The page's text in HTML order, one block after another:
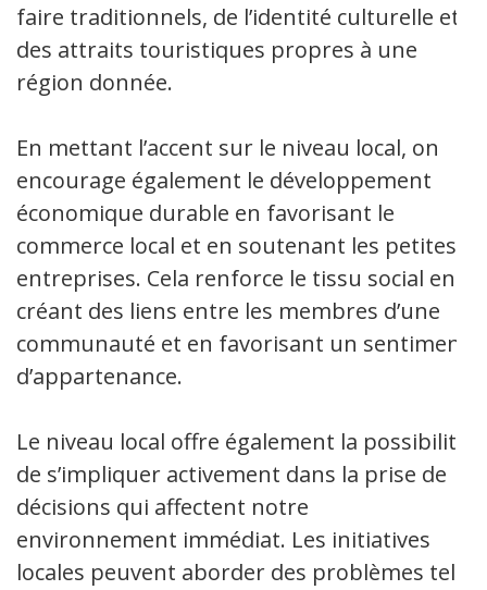
faire traditionnels, de l’identité culturelle et
des attraits touristiques propres à une
région donnée.
En mettant l’accent sur le niveau local, on
encourage également le développement
économique durable en favorisant le
commerce local et en soutenant les petites
entreprises. Cela renforce le tissu social en
créant des liens entre les membres d’une
communauté et en favorisant un sentiment
d’appartenance.
Le niveau local offre également la possibilité
de s’impliquer activement dans la prise de
décisions qui affectent notre
environnement immédiat. Les initiatives
locales peuvent aborder des problèmes tels